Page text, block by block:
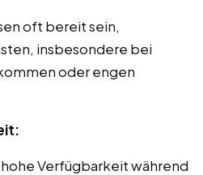
oft bereit sein,
insbesondere bei
oder engen
Verfügbarkeit während